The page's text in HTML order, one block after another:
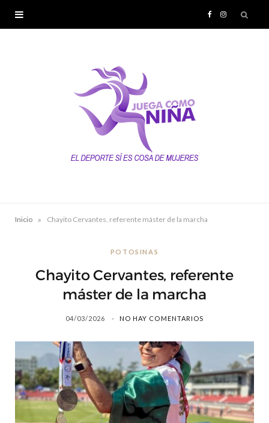
I
Inicio » Chayito Cervantes, referente máster de la marcha
POTOSINAS
Chayito Cervantes, referente
máster de la marcha
04/03/2026 NO HAY COMENTARIOS